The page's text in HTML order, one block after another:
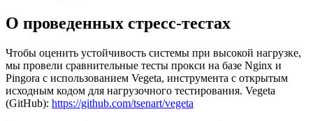
О проведенных стресс-тестах
Чтобы оценить устойчивость системы при высокой нагрузке,
мы провели сравнительные тесты прокси на базе Nginx и
Pingora с использованием Vegeta, инструмента с открытым
исходным кодом для нагрузочного тестирования. Vegeta
(GitHub): https://github.com/tsenart/vegeta